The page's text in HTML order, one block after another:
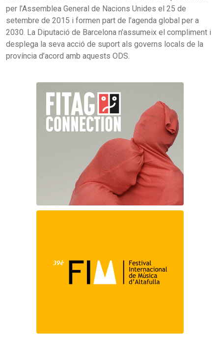
per l’Assemblea General de Nacions Unides el 25 de
setembre de 2015 i formen part de l’agenda global per a
2030. La Diputació de Barcelona n’assumeix el compliment i
desplega la seva acció de suport als governs locals de la
província d’acord amb aquests ODS.